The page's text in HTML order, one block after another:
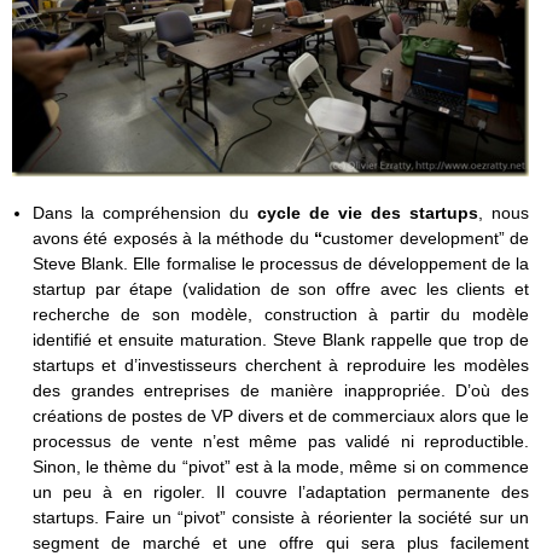
Dans la compréhension du cycle de vie des startups , nous
avons été exposés à la méthode du “customer development” de
Steve Blank. Elle formalise le processus de développement de la
startup par étape (validation de son offre avec les clients et
recherche de son modèle, construction à partir du modèle
identifié et ensuite maturation. Steve Blank rappelle que trop de
startups et d’investisseurs cherchent à reproduire les modèles
des grandes entreprises de manière inappropriée. D’où des
créations de postes de VP divers et de commerciaux alors que le
processus de vente n’est même pas validé ni reproductible.
Sinon, le thème du “pivot” est à la mode, même si on commence
un peu à en rigoler. Il couvre l’adaptation permanente des
startups. Faire un “pivot” consiste à réorienter la société sur un
segment de marché et une offre qui sera plus facilement